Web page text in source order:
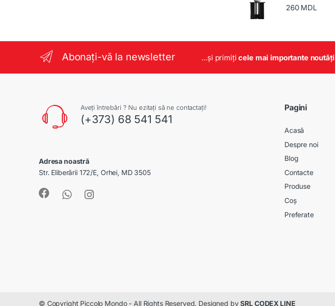
260 MDL
Abonați-vă la newsletter ...și primițicele mai importante noutăți
Aveți întrebări ? Nu ezitați să ne contactați!
(+373) 68 541 541
Adresa noastră
Str. Eliberării 172/E, Orhei, MD 3505
Pagini
Acasă
Despre noi
Blog
Contacte
Produse
Coș
Preferate
© Copyright Piccolo Mondo - All Rights Reserved. Designed bySRL CODEX LINE